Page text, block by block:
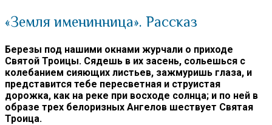
«Земля именинница». Рассказ
Березы под нашими окнами журчали о приходе
Святой Троицы. Сядешь в их засень, сольешься с
колебанием сияющих листьев, зажмуришь глаза, и
представится тебе пересветная и струистая
дорожка, как на реке при восходе солнца; и по ней в
образе трех белоризных Ангелов шествует Святая
Троица.